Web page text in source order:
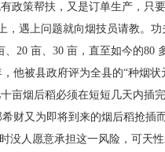
政策帮扶，又是订单生产，只要
，遇上问题就向烟技员请教。功
20 亩、30 亩，直至如今的80
他被县政府评为全县的“种烟状
亩烟后稻必须在短短几天内插
希财又为即将到来的烟后稻抢插
没人愿意承担这一风险，可天